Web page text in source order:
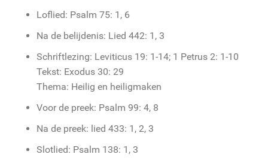
Loflied: Psalm 75: 1, 6
Na de belijdenis: Lied 442: 1, 3
Schriftlezing: Leviticus 19: 1-14; 1 Petrus 2: 1-10
Tekst: Exodus 30: 29
Thema: Heilig en heiligmaken
Voor de preek: Psalm 99: 4, 8
Na de preek: lied 433: 1, 2, 3
Slotlied: Psalm 138: 1, 3